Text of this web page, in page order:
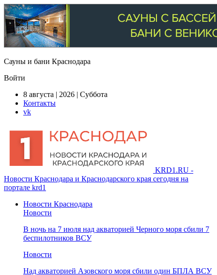
Сауны и бани Краснодара
Войти
8 августа | 2026 | Суббота
Контакты
vk
KRD1.RU -
Новости Краснодара и Краснодарского края сегодня на
портале krd1
Новости Краснодара
Новости
В ночь на 7 июля над акваторией Черного моря сбили 7
беспилотников ВСУ
Новости
Над акваторией Азовского моря сбили один БПЛА ВСУ